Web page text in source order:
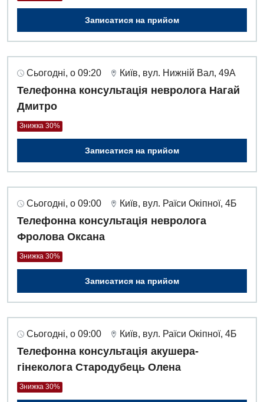
Записатися на прийом
Сьогодні, о 09:20 Київ, вул. Нижній Вал, 49А
Телефонна консультація невролога Нагай
Дмитро
Знижка 30%
Записатися на прийом
Сьогодні, о 09:00 Київ, вул. Раїси Окіпної, 4Б
Телефонна консультація невролога
Фролова Оксана
Знижка 30%
Записатися на прийом
Сьогодні, о 09:00 Київ, вул. Раїси Окіпної, 4Б
Телефонна консультація акушера-
гінеколога Стародубець Олена
Знижка 30%